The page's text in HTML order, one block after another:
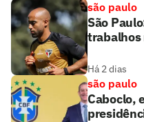
são paulo
São
trabalhos
Há 2 dias
são paulo
Caboclo,